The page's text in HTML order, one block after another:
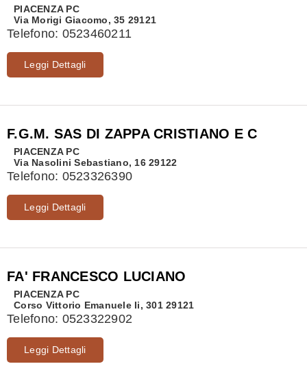
PIACENZA PC
Via Morigi Giacomo, 35 29121
Telefono: 0523460211
Leggi Dettagli
F.G.M. SAS DI ZAPPA CRISTIANO E C
PIACENZA PC
Via Nasolini Sebastiano, 16 29122
Telefono: 0523326390
Leggi Dettagli
FA' FRANCESCO LUCIANO
PIACENZA PC
Corso Vittorio Emanuele Ii, 301 29121
Telefono: 0523322902
Leggi Dettagli